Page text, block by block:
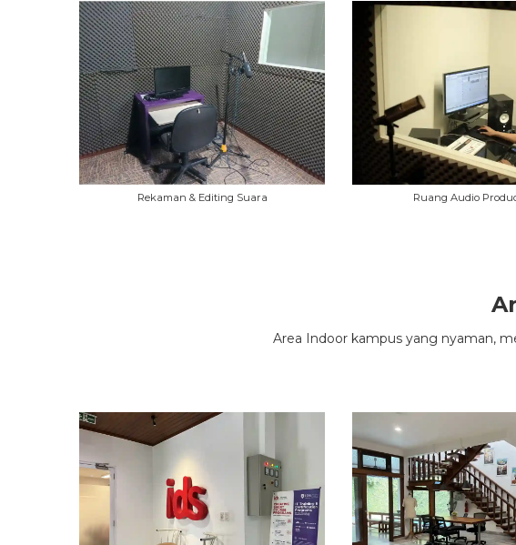
Rekaman & Editing Suara Ruang Audio
Area Indoor kampus yang nyaman,